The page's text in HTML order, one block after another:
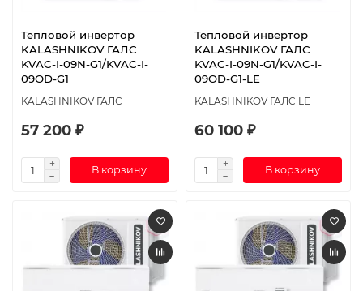
Тепловой инвертор
KALASHNIKOV ГАЛС
KVAC-I-09N-G1/KVAC-I-
09OD-G1
KALASHNIKOV ГАЛС
57 200 ₽
В корзину
Тепловой инвертор
KALASHNIKOV ГАЛС
KVAC-I-09N-G1/KVAC-I-
09OD-G1-LE
KALASHNIKOV ГАЛС LE
60 100 ₽
В корзину